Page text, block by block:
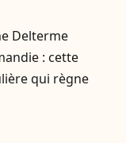
Delterme
: cette
qui règne